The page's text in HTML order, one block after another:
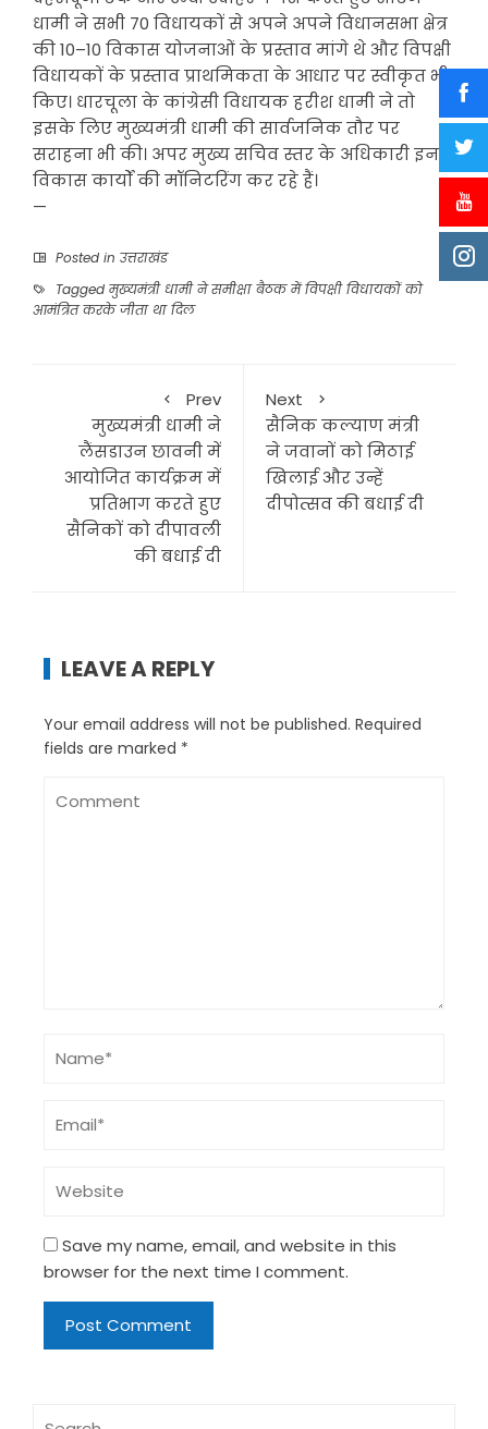
धामी ने सभी 70 विधायकों से अपने अपने विधानसभा क्षेत्र
की 10–10 विकास योजनाओं के प्रस्ताव मांगे थे और विपक्षी
विधायकों के प्रस्ताव प्राथमिकता के आधार पर स्वीकृत भी
किए। धारचूला के कांग्रेसी विधायक हरीश धामी ने तो
इसके लिए मुख्यमंत्री धामी की सार्वजनिक तौर पर
सराहना भी की। अपर मुख्य सचिव स्तर के अधिकारी इन
विकास कार्यों की मॉनिटरिंग कर रहे हैं।
—
Posted in उत्तराखंड
Tagged मुख्यमंत्री धामी ने समीक्षा बैठक में विपक्षी विधायकों को
आमंत्रित करके जीता था दिल
Prev
मुख्यमंत्री धामी ने
लैंसडाउन छावनी में
आयोजित कार्यक्रम में
प्रतिभाग करते हुए
सैनिकों को दीपावली
की बधाई दी
Next
सैनिक कल्याण मंत्री
ने जवानों को मिठाई
खिलाई और उन्हें
दीपोत्सव की बधाई दी
LEAVE A REPLY
Your email address will not be published. Required
fields are marked *
Save my name, email, and website in this
browser for the next time I comment.